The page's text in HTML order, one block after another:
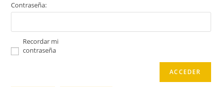
Contraseña:
Recordar mi
contraseña
ACCEDER